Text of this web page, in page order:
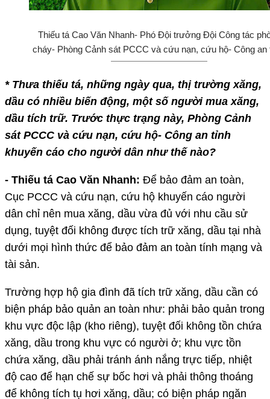
Thiếu tá Cao Văn Nhanh- Phó Đội trưởng Đội Công tác
cháy- Phòng Cảnh sát PCCC và cứu nạn, cứu hộ- Công an
* Thưa thiếu tá, những ngày qua, thị trường xăng,
dầu có nhiều biến động, một số người mua xăng,
dầu tích trữ. Trước thực trạng này, Phòng Cảnh
sát PCCC và cứu nạn, cứu hộ- Công an tỉnh
khuyến cáo cho người dân như thế nào?
- Thiếu tá Cao Văn Nhanh: Để bảo đảm an toàn,
Cục PCCC và cứu nạn, cứu hộ khuyến cáo người
dân chỉ nên mua xăng, dầu vừa đủ với nhu cầu sử
dụng, tuyệt đối không được tích trữ xăng, dầu tại nhà
dưới mọi hình thức để bảo đảm an toàn tính mạng và
tài sản.
Trường hợp hộ gia đình đã tích trữ xăng, dầu cần có
biện pháp bảo quản an toàn như: phải bảo quản trong
khu vực độc lập (kho riêng), tuyệt đối không tồn chứa
xăng, dầu trong khu vực có người ở; khu vực tồn
chứa xăng, dầu phải tránh ánh nắng trực tiếp, nhiệt
độ cao để hạn chế sự bốc hơi và phải thông thoáng
để không tích tụ hơi xăng, dầu; có biện pháp ngăn